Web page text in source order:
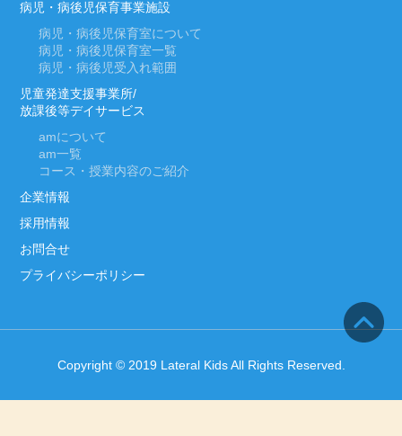
病児・病後児保育事業施設
病児・病後児保育室について
病児・病後児保育室一覧
病児・病後児受入れ範囲
児童発達支援事業所/
放課後等デイサービス
amについて
am一覧
コース・授業内容のご紹介
企業情報
採用情報
お問合せ
プライバシーポリシー
Copyright © 2019 Lateral Kids All Rights Reserved.